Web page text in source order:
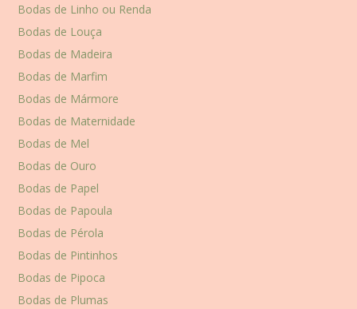
Bodas de Linho ou Renda
Bodas de Louça
Bodas de Madeira
Bodas de Marfim
Bodas de Mármore
Bodas de Maternidade
Bodas de Mel
Bodas de Ouro
Bodas de Papel
Bodas de Papoula
Bodas de Pérola
Bodas de Pintinhos
Bodas de Pipoca
Bodas de Plumas